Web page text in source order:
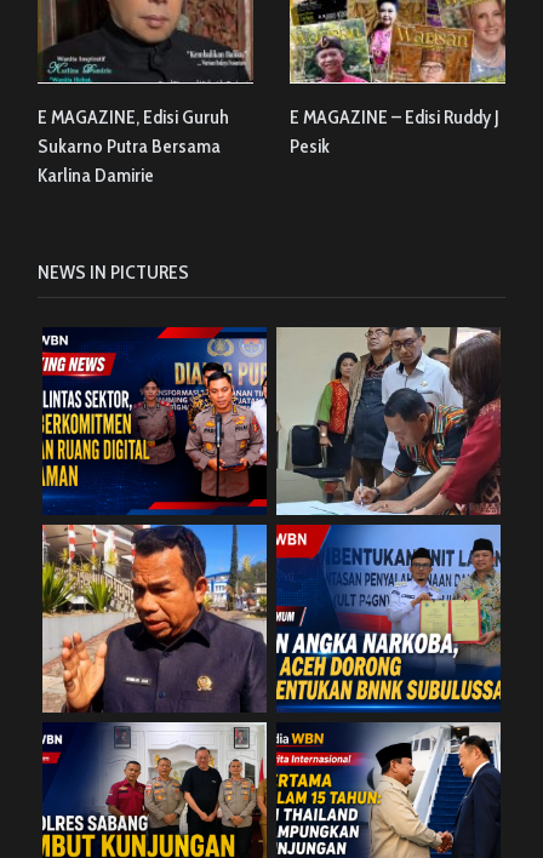
E MAGAZINE, Edisi Guruh
Sukarno Putra Bersama
Karlina Damirie
E MAGAZINE – Edisi Ruddy J
Pesik
NEWS IN PICTURES